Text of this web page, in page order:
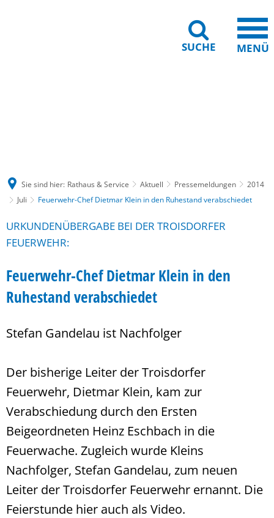
SUCHE MENÜ
Sie sind hier: Rathaus & Service Aktuell Pressemeldungen
2014
Juli
Feuerwehr-Chef Dietmar Klein in den Ruhestand verabschiedet
URKUNDENÜBERGABE BEI DER TROISDORFER
FEUERWEHR:
Feuerwehr-Chef Dietmar Klein in den
Ruhestand verabschiedet
Stefan Gandelau ist Nachfolger
Der bisherige Leiter der Troisdorfer
Feuerwehr, Dietmar Klein, kam zur
Verabschiedung durch den Ersten
Beigeordneten Heinz Eschbach in die
Feuerwache. Zugleich wurde Kleins
Nachfolger, Stefan Gandelau, zum neuen
Leiter der Troisdorfer Feuerwehr ernannt. Die
Feierstunde hier auch als Video.